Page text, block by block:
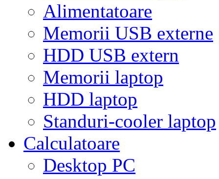
Alimentatoare
Memorii USB externe
HDD USB extern
Memorii laptop
HDD laptop
Standuri-cooler laptop
Calculatoare
Desktop PC